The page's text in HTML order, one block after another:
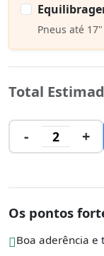
Pneus até 17"
Total
- 2 +
Os pontos
Boa aderência e